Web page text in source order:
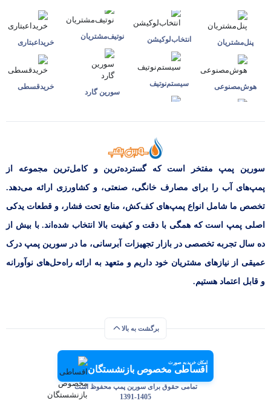
پنل‌مشتریان
هوش‌مصنوعی
انتخاب‌لوکیشن
سیستم‌نوتیف
نوتیف‌مشتریان
سورین گارد
خرید‌اعبتاری
خرید‌قسطی
سورین پمپ مفتخر است که گسترده‌ترین و کامل‌ترین مجموعه از
پمپ‌های آب را برای مصارف خانگی، صنعتی، و کشاورزی ارائه می‌دهد.
تخصص ما شامل انواع پمپ‌های کف‌کش، منابع تحت فشار، و قطعات یدکی
اصلی پمپ است که همگی با دقت و کیفیت بالا انتخاب شده‌اند. با بیش از
ده سال تجربه تخصصی در بازار تجهیزات آبرسانی، ما در سورین پمپ درک
عمیقی از نیازهای مشتریان خود داریم و متعهد به ارائه راه‌حل‌های نوآورانه
و قابل اعتماد هستیم.
برگشت به بالا
امکان خرید به صورت
اقساطی مخصوص بازنشستگان
تمامی حقوق برای سورین پمپ محفوظ است
1391-1405